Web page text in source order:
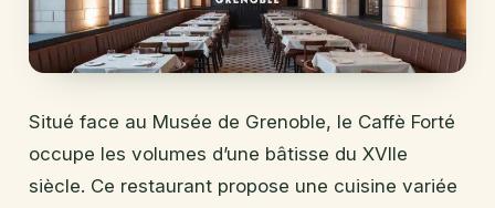
Situé face au Musée de Grenoble, le Caffè Forté
occupe les volumes d’une bâtisse du XVIIe
siècle. Ce restaurant propose une cuisine variée